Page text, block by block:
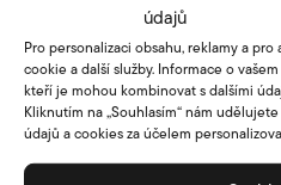
údajů
Pro personalizaci obsahu, reklamy a
cookie a další služby. Informace o
kteří je mohou kombinovat s dalšími
Kliknutím na „Souhlasím“ nám
údajů a cookies za účelem
Žákovský senát
Zájmové útvary
Školní knihovna
Zajímavé odkazy
Archiv stránek